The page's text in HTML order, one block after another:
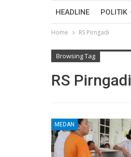
HEADLINE POLITIK
Home RS Pirngadi
Browsing Tag
RS Pirngadi
MEDAN